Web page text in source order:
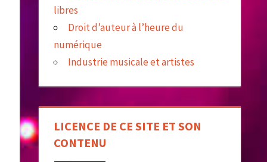
libres
Droit d’auteur à l’heure du
numérique
Industrie musicale et artistes
LICENCE DE CE SITE ET SON
CONTENU